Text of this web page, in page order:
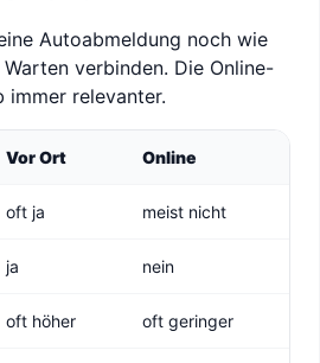
Autoabmeldung noch wie
verbinden. Die Online-
immer relevanter.
Vor Ort Online
oft ja meist nicht
ja nein
oft höher oft geringer